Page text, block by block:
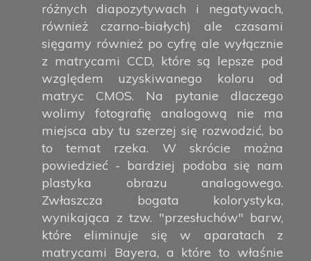
różnych diapozytywach i negatywach,
również czarno-białych) ale czasami
sięgamy również po cyfrę ale wyłącznie
z matrycami CCD, które są lepsze pod
względem uzyskiwanego koloru od
matryc CMOS. Na pytanie dlaczego
wolimy fotografię analogową nie ma
miejsca aby tu szerzej się rozwodzić, bo
to temat rzeka. W skrócie można
powiedzieć - bardziej podoba się nam
plastyka obrazu analogowego.
Zwłaszcza bogata kolorystyka,
wynikająca z tzw. "przesłuchów" barw,
które eliminuje się w aparatach z
matrycami Bayera, a które to właśnie